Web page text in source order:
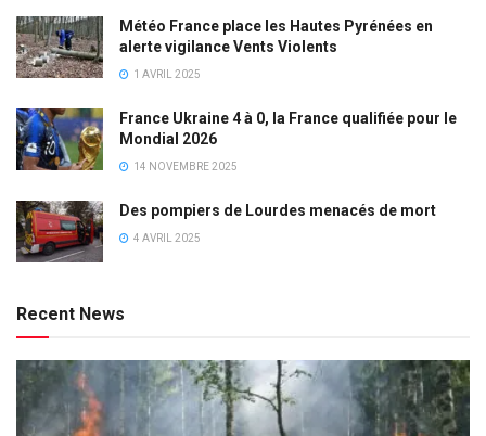
Météo France place les Hautes Pyrénées en
alerte vigilance Vents Violents
1 AVRIL 2025
France Ukraine 4 à 0, la France qualifiée pour le
Mondial 2026
14 NOVEMBRE 2025
Des pompiers de Lourdes menacés de mort
4 AVRIL 2025
Recent News